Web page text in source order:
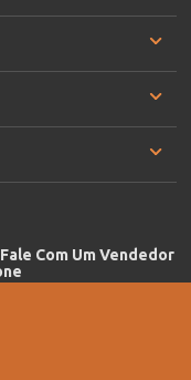
Fale Com Um Vendedor